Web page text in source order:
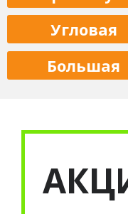
Угловая
Большая